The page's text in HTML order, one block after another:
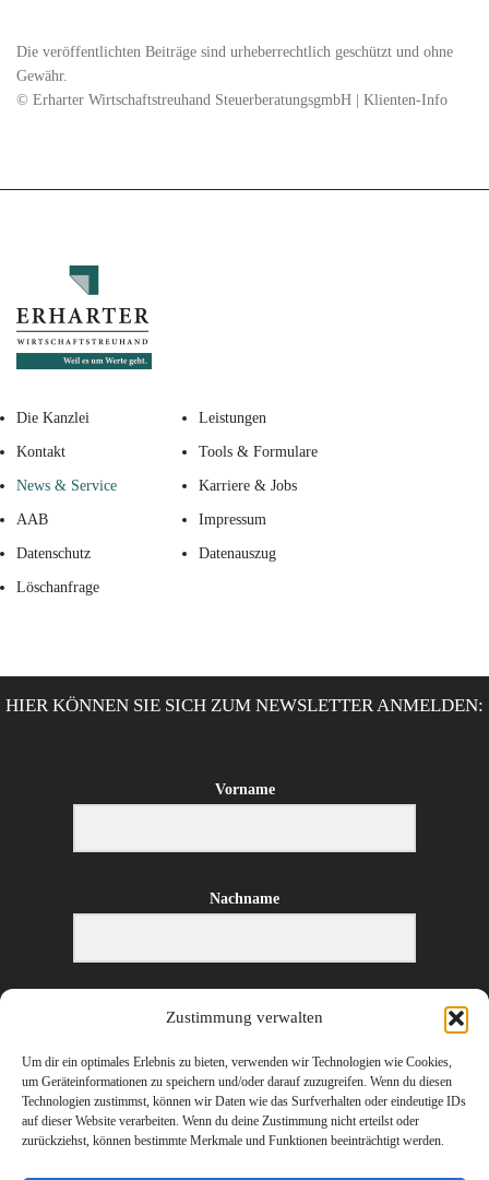
Zustimmung verwalten
Um dir ein optimales Erlebnis zu bieten, verwenden wir Technologien wie Cookies,
um Geräteinformationen zu speichern und/oder darauf zuzugreifen. Wenn du diesen
Technologien zustimmst, können wir Daten wie das Surfverhalten oder eindeutige IDs
auf dieser Website verarbeiten. Wenn du deine Zustimmung nicht erteilst oder
zurückziehst, können bestimmte Merkmale und Funktionen beeinträchtigt werden.
Die veröffentlichten Beiträge sind urheberrechtlich geschützt und ohne
Gewähr.
© Erharter Wirtschaftstreuhand SteuerberatungsgmbH | Klienten-Info
Die Kanzlei Leistungen
Kontakt Tools & Formulare
News & Service Karriere & Jobs
AAB Impressum
Datenschutz Datenauszug
Löschanfrage
HIER KÖNNEN SIE SICH ZUM NEWSLETTER ANMELDEN:
Vorname
Nachname
E-Mail-Adresse
ANMELDEN